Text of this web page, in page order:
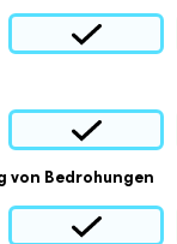
von Bedrohungen